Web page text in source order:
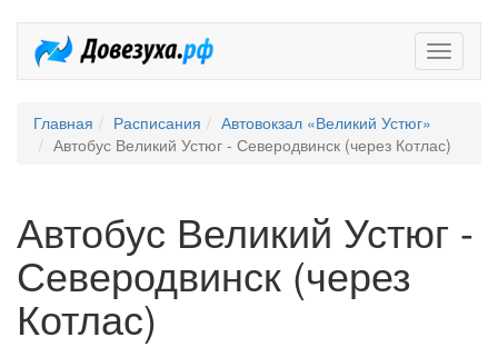
Главная Расписания
Автовокзал «Великий Устюг»
Автобус Великий Устюг - Северодвинск (через Котлас)
Автобус Великий Устюг -
Северодвинск (через
Котлас)